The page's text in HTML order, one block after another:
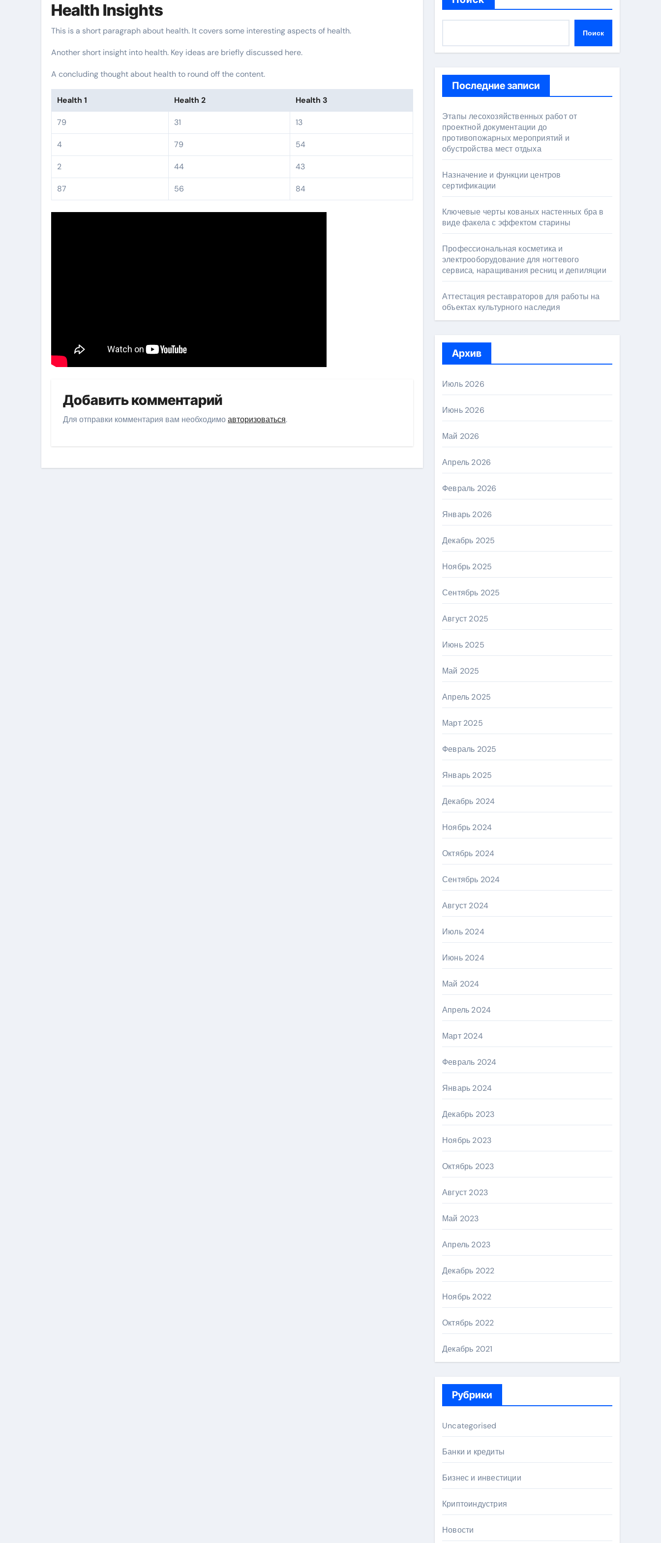
Health Insights
This is a short paragraph about health. It covers some interesting aspects of health.
Another short insight into health. Key ideas are briefly discussed here.
A concluding thought about health to round off the content.
Health 1 Health 2 Health 3
79 31 13
4 79 54
2 44 43
87 56 84
Добавить комментарий
Для отправки комментария вам необходимоавторизоваться.
Поиск
Последние записи
Этапы лесохозяйственных работ от
проектной документации до
противопожарных мероприятий и
обустройства мест отдыха
Назначение и функции центров
сертификации
Ключевые черты кованых настенных бра в
виде факела с эффектом старины
Профессиональная косметика и
электрооборудование для ногтевого
сервиса, наращивания ресниц и депиляции
Аттестация реставраторов для работы на
объектах культурного наследия
Архив
Июль 2026
Июнь 2026
Май 2026
Апрель 2026
Февраль 2026
Январь 2026
Декабрь 2025
Ноябрь 2025
Сентябрь 2025
Август 2025
Июнь 2025
Май 2025
Апрель 2025
Март 2025
Февраль 2025
Январь 2025
Декабрь 2024
Ноябрь 2024
Октябрь 2024
Сентябрь 2024
Август 2024
Июль 2024
Июнь 2024
Май 2024
Апрель 2024
Март 2024
Февраль 2024
Январь 2024
Декабрь 2023
Ноябрь 2023
Октябрь 2023
Август 2023
Май 2023
Апрель 2023
Декабрь 2022
Ноябрь 2022
Октябрь 2022
Декабрь 2021
Рубрики
Uncategorised
Банки и кредиты
Бизнес и инвестиции
Криптоиндустрия
Новости